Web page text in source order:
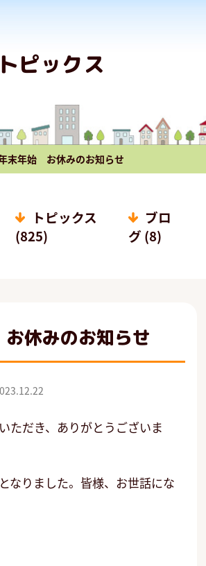
トピックス
末年始 お休みのお知らせ
トピックス
(825)
ブロ
グ (8)
休みのお知らせ
ただき、ありがとうございま
なりました。皆様、お世話にな